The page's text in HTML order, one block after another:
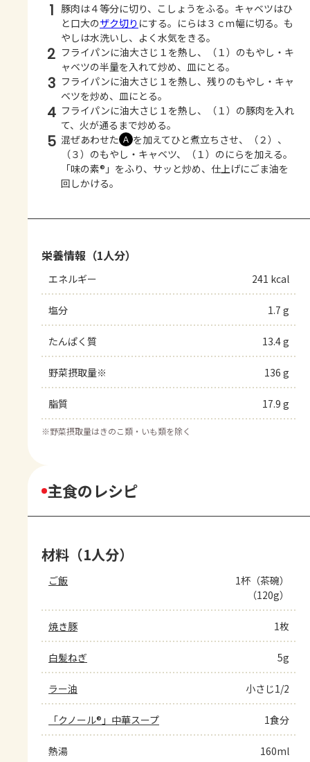
1 豚肉は４等分に切り、こしょうをふる。キャベツはひ
と口大のザク切り にする。にらは３ｃｍ幅に切る。も
やしは水洗いし、よく水気をきる。
2 フライパンに油大さじ１を熱し、（１）のもやし・キ
ャベツの半量を入れて炒め、皿にとる。
3 フライパンに油大さじ１を熱し、残りのもやし・キャ
ベツを炒め、皿にとる。
4 フライパンに油大さじ１を熱し、（１）の豚肉を入れ
て、火が通るまで炒める。
5 混ぜあわせた Ａ を加えてひと煮立ちさせ、（２）、
（３）のもやし・キャベツ、（１）のにらを加える。
「味の素®」をふり、サッと炒め、仕上げにごま油を
回しかける。
栄養情報（1人分）
エネルギー 241 kcal
塩分 1.7 g
たんぱく質 13.4 g
野菜摂取量※ 136 g
脂質 17.9 g
※野菜摂取量はきのこ類・いも類を除く
主食のレシピ
材料（1人分）
ご飯
1杯（茶碗）
（120g）
焼き豚 1枚
白髪ねぎ 5g
ラー油 小さじ1/2
「クノール®」中華スープ 1食分
熱湯 160ml